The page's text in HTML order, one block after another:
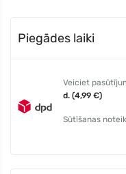
Piegādes laiki
Veiciet
d. (4,99 €)
Sūtīšanas